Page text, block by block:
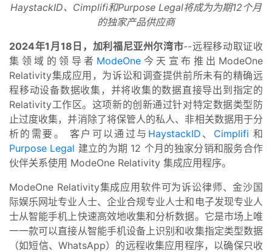
HaystackID、Cimplifi和Purpose Legal将成为为期12个月
的独家产品供应商
2024年1月18日，加利福尼亚州尔湾市--远程移动取证收
集领域的领导者 ModeOne 今天宣布推出ModeOne
Relativity集成应用，为诉讼和调查提供前所未有的精确远
程移动设备数据收集，并将收集的数据直接导出到指定的
Relativity工作区。这项新的创新通过针对特定数据类型防
止过度收集，并消除了将保管人的私人、非相关数据用于分
析的需要。 客户可以通过与 HaystackID 、 Cimplifi 和
Purpose Legal 建立的为期 12 个月的独家分销和服务合作
伙伴关系使用 ModeOne Relativity 集成应用程序。
ModeOne Relativity集成应用软件可为诉讼律师、金沙国
际娱乐网址专业人士、企业合规专业人士和电子发现专业人
士从智能手机上快速高效地收集和分析数据。它是市场上唯
一一款可以直接从智能手机设备上识别和收集指定类型数据
（如短信、WhatsApp）的远程收集应用程序，以确保只收